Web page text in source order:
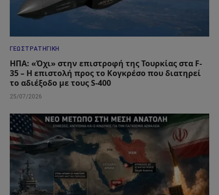
ΓΕΩΣΤΡΑΤΗΓΙΚΉ
ΗΠΑ: «Όχι» στην επιστροφή της Τουρκίας στα F-
35 – Η επιστολή προς το Κογκρέσο που διατηρεί
το αδιέξοδο με τους S-400
25/07/2026